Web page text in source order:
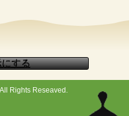
Rights Reseaved.